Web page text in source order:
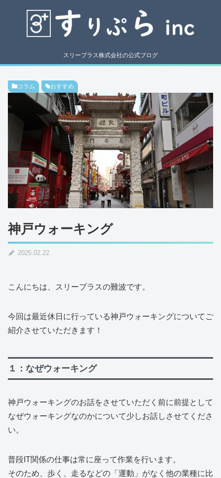
スリープラス株式会社の公式ブログ
コラム おすすめ
神戸ウォーキング
2025.02.22
こんにちは、スリープラスの難波です。
今回は最近休日に行っている神戸ウォーキングについてご
紹介させていただきます！
１：なぜウォーキング
神戸ウォーキングのお話をさせていただく前に前提として
なぜウォーキングなのかについて少しお話しさせてくださ
い。
普段IT関係の仕事は常に座って作業を行います。
そのため、歩く、走るなどの「運動」がなく他の業種に比